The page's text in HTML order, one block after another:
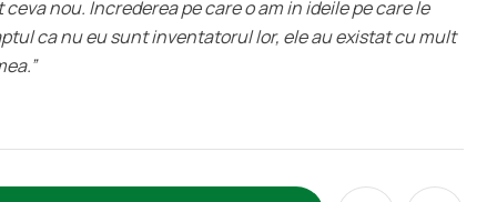
nou. Increderea pe care o am in ideile pe care le
ca nu eu sunt inventatorul lor, ele au existat cu mult